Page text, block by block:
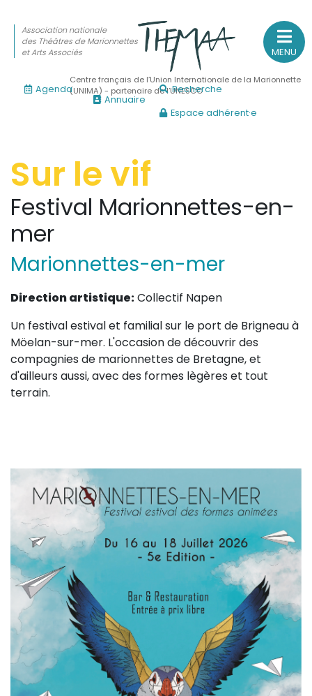
Sur le feu
(Actualités, annonces, vie professionnelle)
Sur le vif
(Agenda, spectacles, événements des adhérents)
Sur le fond
(Fonctionnement, gouvernance, groupes de travail,
Sur le terrain
(Portraits, actions, collaborations)
Sur l’étagère
(Documents, études, publications)
MENU
Association nationale
des Théâtres de Marionnettes
et Arts Associés
Centre français de l’Union Internationale de la Marionnette
(UNIMA) - partenaire de l’UNESCO
Agenda
Annuaire
Recherche
Espace adhérent·e
Sur le vif
Festival Marionnettes-en-
mer
Marionnettes-en-mer
Direction artistique:Collectif Napen
Un festival estival et familial sur le port de Brigneau à
Möelan-sur-mer. L'occasion de découvrir des
compagnies de marionnettes de Bretagne, et
d'ailleurs aussi, avec des formes lègères et tout
terrain.